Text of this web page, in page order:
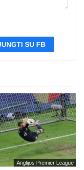
SU FB
Anglijos Premier League